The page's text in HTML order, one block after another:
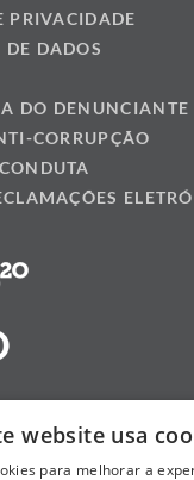
PRIVACIDADE
DE DADOS
DO DENUNCIANTE
CORRUPÇÃO
website usa
para melhorar a